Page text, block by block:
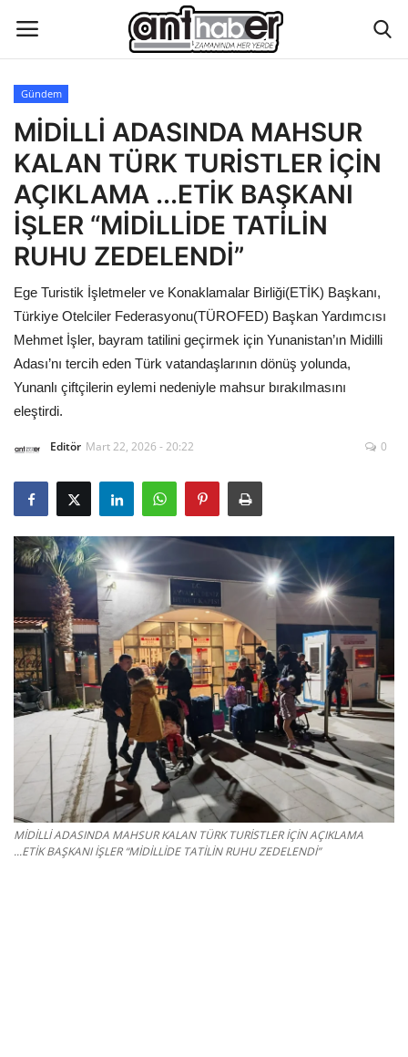
Künye
Eğitim
Aktüel Magazin
Hakkımızda
İletişim
Asayiş
Çevre
Gizlilik Politikası
Reklam ve İşbirliği
Bodrum Trafik Yoğunluk Haritası
Turizm
Siyaset
Bodrum Nöbetçi Eczaneler
Köşe Yazarları
Spor
Kültür Sanat Tarih
Gündem
MİDİLLİ ADASINDA MAHSUR
KALAN TÜRK TURİSTLER İÇİN
AÇIKLAMA ...ETİK BAŞKANI
İŞLER “MİDİLLİDE TATİLİN
RUHU ZEDELENDİ”
Ege Turistik İşletmeler ve Konaklamalar Birliği(ETİK) Başkanı,
Türkiye Otelciler Federasyonu(TÜROFED) Başkan Yardımcısı
Mehmet İşler, bayram tatilini geçirmek için Yunanistan’ın Midilli
Adası’nı tercih eden Türk vatandaşlarının dönüş yolunda,
Yunanlı çiftçilerin eylemi nedeniyle mahsur bırakılmasını
eleştirdi.
Editör Mart 22, 2026 - 20:22 0
MİDİLLİ ADASINDA MAHSUR KALAN TÜRK TURİSTLER İÇİN AÇIKLAMA
...ETİK BAŞKANI İŞLER “MİDİLLİDE TATİLİN RUHU ZEDELENDİ”